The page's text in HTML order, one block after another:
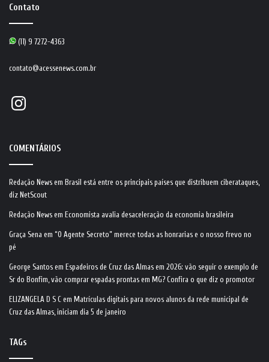
Contato
(11) 9 7272-4363
contato@acessenews.com.br
Instagram
COMENTÁRIOS
Redação News em Brasil está entre os principais países que distribuem ciberataques,
diz NetScout
Redação News em Economista avalia desaceleração da economia brasileira
Graça Sena em “O Agente Secreto” merece todas as honrarias e o nosso frevo no
pé
George Santos em Espadeiros de Cruz das Almas em 2026: vão seguir o exemplo de
Sr do Bonfim, vão comprar espadas prontas em MG? Confira o que diz o promotor
ELIZANGELA D S C em Matrículas digitais para novos alunos da rede municipal de
Cruz das Almas, iniciam dia 5 de janeiro
TAGs